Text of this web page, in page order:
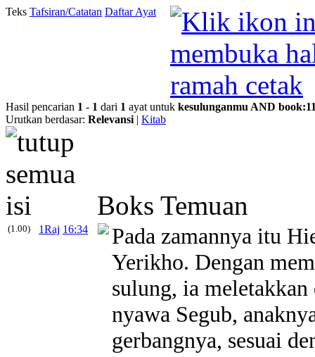
Teks Tafsiran/Catatan Daftar Ayat
Hasil pencarian 1 - 1 dari 1 ayat untuk kesulunganmu AND book:
Urutkan berdasar: Relevansi | Kitab
Boks Temuan
(1.00) 1Raj 16:34
Pada zamannya itu
Yerikho. Dengan
sulung, ia meletakkan
nyawa Segub,
gerbangnya, sesuai